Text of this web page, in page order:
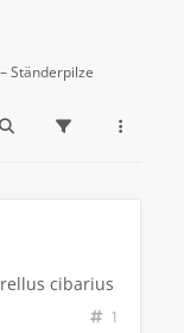
Ständerpilze
cibarius
1